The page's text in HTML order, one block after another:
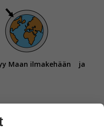
Maan ilmakehään ja